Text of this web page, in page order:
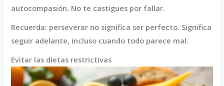
autocompasión. No te castigues por fallar.
Recuerda: perseverar no significa ser perfecto. Significa
seguir adelante, incluso cuando todo parece mal.
Evitar las dietas restrictivas